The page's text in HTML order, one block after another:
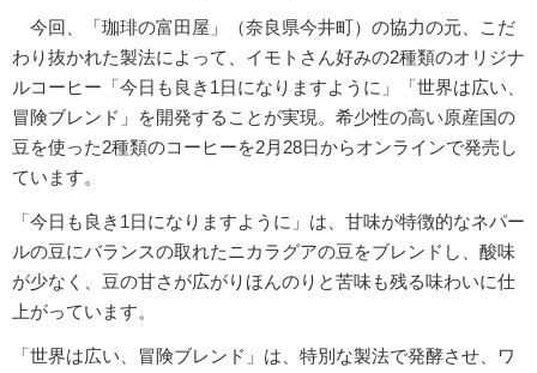
今回、「珈琲の富田屋」（奈良県今井町）の協力の元、こだ
わり抜かれた製法によって、イモトさん好みの2種類のオリジナ
ルコーヒー「今日も良き1日になりますように」「世界は広い、
冒険ブレンド」を開発することが実現。希少性の高い原産国の
豆を使った2種類のコーヒーを2月28日からオンラインで発売し
ています。
「今日も良き1日になりますように」は、甘味が特徴的なネパー
ルの豆にバランスの取れたニカラグアの豆をブレンドし、酸味
が少なく、豆の甘さが広がりほんのりと苦味も残る味わいに仕
上がっています。
「世界は広い、冒険ブレンド」は、特別な製法で発酵させ、ワ